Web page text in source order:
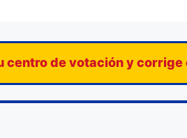
centro de votación y